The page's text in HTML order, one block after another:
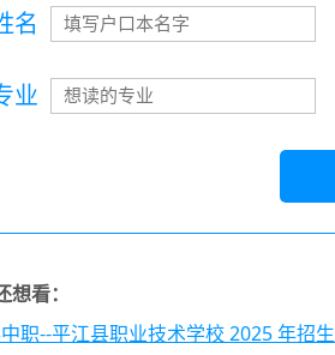
名
业
想看：
中职--平江县职业技术学校 2025 年招